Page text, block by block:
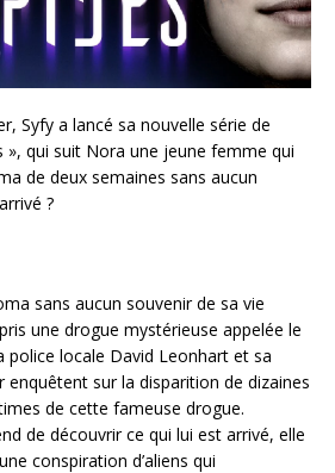
Syfy a lancé sa nouvelle série de
», qui suit Nora une jeune femme qui
de deux semaines sans aucun
?
sans aucun souvenir de sa vie
une drogue mystérieuse appelée le
police locale David Leonhart et sa
enquêtent sur la disparition de dizaines
de cette fameuse drogue.
de découvrir ce qui lui est arrivé, elle
conspiration d’aliens qui